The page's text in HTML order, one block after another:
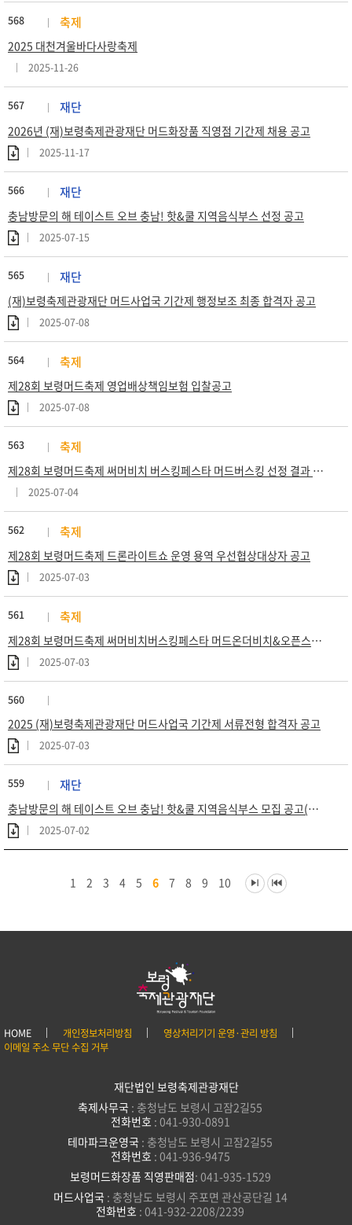
568 축제
2025 대천겨울바다사랑축제
2025-11-26
567 재단
2026년 (재)보령축제관광재단 머드화장품 직영점 기간제 채용 공고
2025-11-17
566 재단
충남방문의 해 테이스트 오브 충남! 핫&쿨 지역음식부스 선정 공고
2025-07-15
565 재단
(재)보령축제관광재단 머드사업국 기간제 행정보조 최종 합격자 공고
2025-07-08
564 축제
제28회 보령머드축제 영업배상책임보험 입찰공고
2025-07-08
563 축제
제28회 보령머드축제 써머비치 버스킹페스타 머드버스킹 선정 결과 발표
2025-07-04
562 축제
제28회 보령머드축제 드론라이트쇼 운영 용역 우선협상대상자 공고
2025-07-03
561 축제
제28회 보령머드축제 써머비치버스킹페스타 머드온더비치&오픈스퀘어 운영 용역 우선협상대상자 공고
2025-07-03
560
2025 (재)보령축제관광재단 머드사업국 기간제 서류전형 합격자 공고
2025-07-03
559 재단
충남방문의 해 테이스트 오브 충남! 핫&쿨 지역음식부스 모집 공고(연장)
2025-07-02
1 2 3 4 5 6 7 8 9 10
HOME 개인정보처리방침
영상처리기기 운영·관리 방침
이메일 주소 무단 수집 거부
재단법인 보령축제관광재단
축제사무국 : 충청남도 보령시 고잠2길55
전화번호 : 041-930-0891
테마파크운영국 : 충청남도 보령시 고잠2길55
전화번호 : 041-936-9475
보령머드화장품 직영판매점: 041-935-1529
머드사업국 : 충청남도 보령시 주포면 관산공단길 14
전화번호 : 041-932-2208/2239